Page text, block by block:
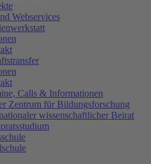
Webservices
Calls & Informationen
Zentrum für Bildungsforschung
wissenschaftlicher Beirat